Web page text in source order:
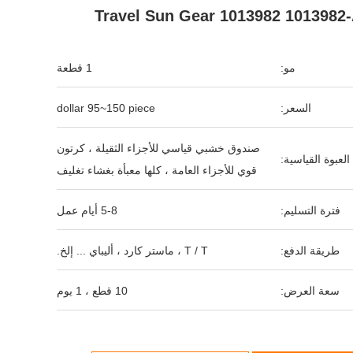
Travel Sun Gear 1013982
مو: 1 قطعة
السعر: dollar 95~150 piece
العبوة القياسية:
صندوق خشبي قياسي للأجزاء الثقيلة ، كرتون
قوي للأجزاء العامة ، كلها معبأة بغشاء تغليف
فترة التسليم: 5-8 أيام عمل
طريقة الدفع: T / T ، ماستر كارد ، أليباي ... إلخ.
سعة العرض: 10 قطع ، 1 يوم